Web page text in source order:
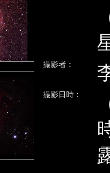
撮影者：
撮影日時：